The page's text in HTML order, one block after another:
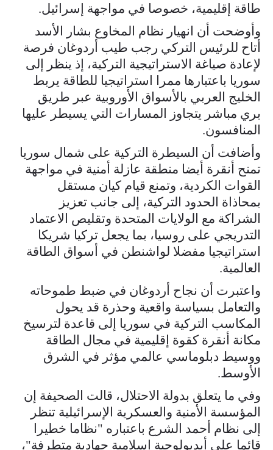
طاقة إقليمية، خصوصا في مواجهة إسرائيل.
وأوضحت أن انهيار نظام المخاوع بشار الأسد
أتاح للرئيس التركي رجب طيب أردوغان فرصة
لإعادة صياغة الاستراتيجية التركية، إذ ينظر إلى
سوريا باعتبارها ممرا استراتيجيا للطاقة يربط
الخليج العربي بالأسواق الأوروبية عبر طريق
بري مباشر يتجاوز المسارات التي يسيطر عليها
المنافسون.
وأضافت أن السيطرة التركية على شمال سوريا
تمنح أنقرة أيضا منطقة عازلة أمنية في مواجهة
القوات الكردية، وتمنع قيام كيان مستقل
بمحاذاة الحدود التركية، إلى جانب تعزيز
الشراكة مع الولايات المتحدة وتقليص الاعتماد
التدريجي على روسيا، بما يجعل تركيا شريكا
استراتيجيا مفضلا لواشنطن في أسواق الطاقة
العالمية.
واعتبرت أن نجاح أردوغان في ضبط طموحاته
والتعامل بسياسة واقعية وحذرة قد يحول
المكاسب التركية في سوريا إلى قاعدة لترسيخ
مكانة أنقرة كقوة إقليمية في مجال الطاقة
ووسيط دبلوماسي عالمي مؤثر في الشرق
الأوسط.
وفي ما يتعلق بدولة الاحتلال، قالت الصحيفة إن
المؤسسة الأمنية والعسكرية الإسرائيلية تنظر
إلى نظام أحمد الشرع باعتباره "نظاما خطيرا
قائما على أيديولوجية إسلامية جهادية متطرفة"،